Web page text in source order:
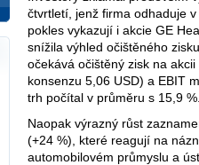
čtvrtletí, jenž firma odhaduje
pokles vykazují i akcie GE
snížila výhled očištěného
očekává očištěný zisk na
konsenzu 5,06 USD) a EBIT
trh počítal v průměru s 15,9
Naopak výrazný růst
(+24 %), které reagují na
automobilovém průmyslu a